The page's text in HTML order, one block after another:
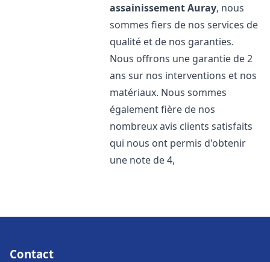
assainissementAuray, nous
sommes fiers de nos services de
qualité et de nos garanties.
Nous offrons une garantie de 2
ans sur nos interventions et nos
matériaux. Nous sommes
également fière de nos
nombreux avis clients satisfaits
qui nous ont permis d'obtenir
une note de 4,
Contact